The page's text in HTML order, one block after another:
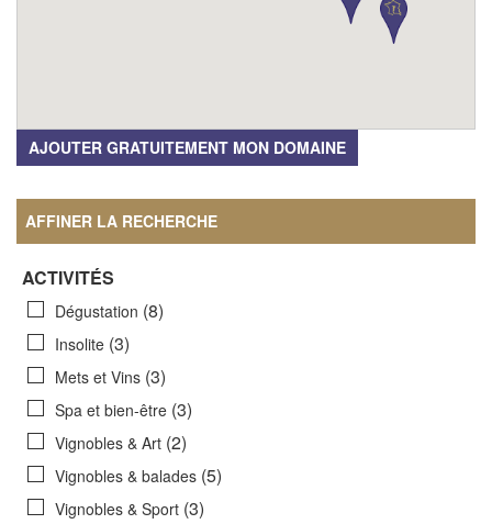
AJOUTER GRATUITEMENT MON DOMAINE
AFFINER LA RECHERCHE
ACTIVITÉS
Dégustation (8)
Insolite (3)
Mets et Vins (3)
Spa et bien-être (3)
Vignobles & Art (2)
Vignobles & balades (5)
Vignobles & Sport (3)